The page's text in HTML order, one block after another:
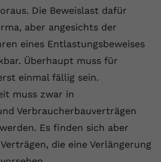
Die Beweislast dafür
aber angesichts der
eines Entlastungsbeweises
Überhaupt muss für
einmal fällig sein.
muss zwar in
Verbraucherbauverträgen
Es finden sich aber
die eine Verlängerung
setzt diesen Cookie, um die
der eingebettete YouTube-
verwendet.